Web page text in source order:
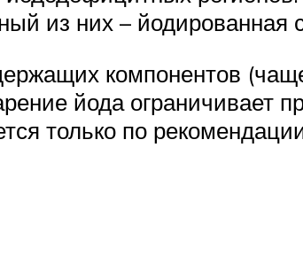
из них – йодированная
компонентов
йода ограничивает
только по